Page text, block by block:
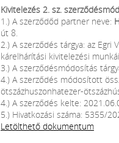
Kivitelezés 2. sz.
1.) A szerződőd partner neve:
út 8.
2.) A szerződés tárgya: az Egri
kárelhárítási kivitelezési munkái
3.) A szerződésmódosítás
4.) A szerződés módosított
ötszázhuszonhatezer-
4.) A szerződés kelte:
5.) Hivatkozási száma: 5355/
Letölthető dokumentum